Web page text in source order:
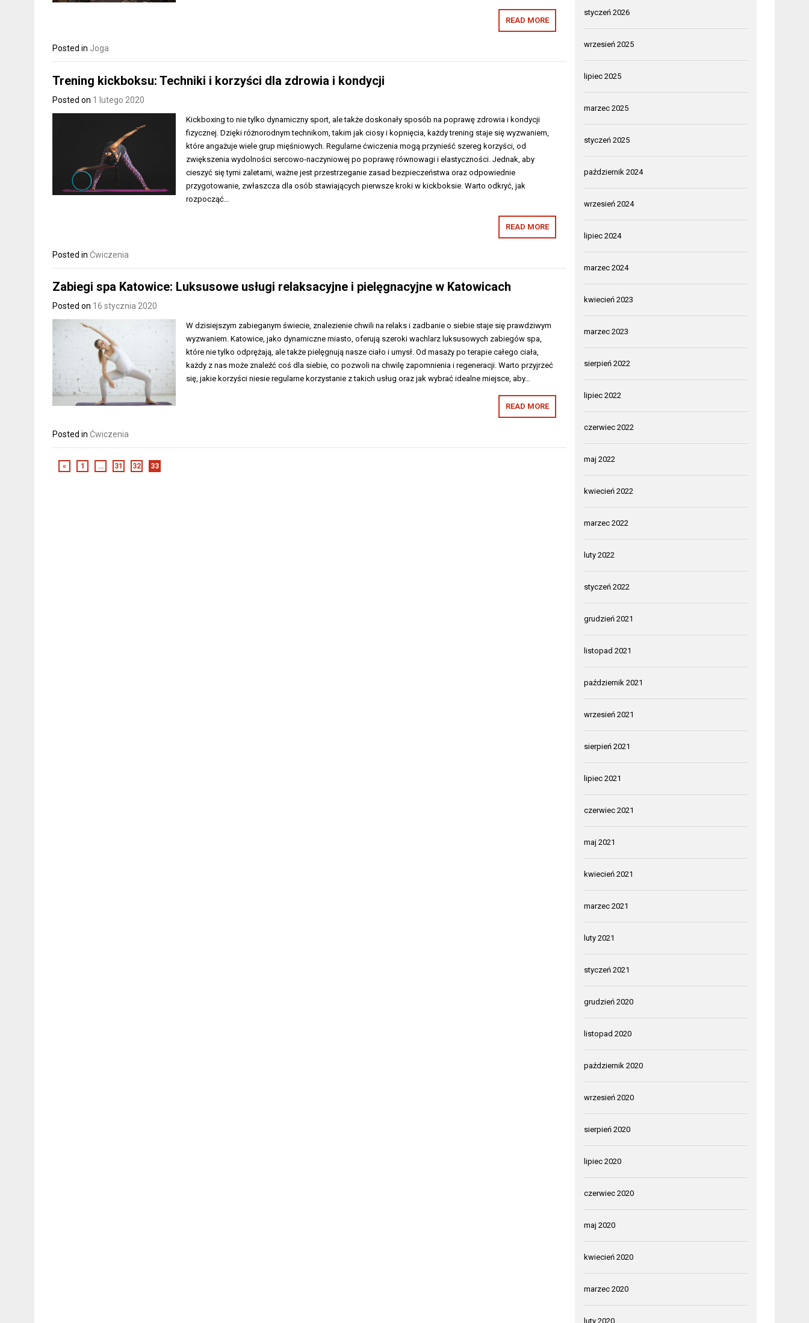
READ MORE
Posted in Joga
Trening kickboksu: Techniki i korzyści dla zdrowia i kondycji
Posted on 1 lutego 2020
Kickboxing to nie tylko dynamiczny sport, ale także doskonały sposób na poprawę zdrowia i kondycji
fizycznej. Dzięki różnorodnym technikom, takim jak ciosy i kopnięcia, każdy trening staje się wyzwaniem,
które angażuje wiele grup mięśniowych. Regularne ćwiczenia mogą przynieść szereg korzyści, od
zwiększenia wydolności sercowo-naczyniowej po poprawę równowagi i elastyczności. Jednak, aby
cieszyć się tymi zaletami, ważne jest przestrzeganie zasad bezpieczeństwa oraz odpowiednie
przygotowanie, zwłaszcza dla osób stawiających pierwsze kroki w kickboksie. Warto odkryć, jak
rozpocząć…
READ MORE
Posted in Ćwiczenia
Zabiegi spa Katowice: Luksusowe usługi relaksacyjne i pielęgnacyjne w Katowicach
Posted on 16 stycznia 2020
W dzisiejszym zabieganym świecie, znalezienie chwili na relaks i zadbanie o siebie staje się prawdziwym
wyzwaniem. Katowice, jako dynamiczne miasto, oferują szeroki wachlarz luksusowych zabiegów spa,
które nie tylko odprężają, ale także pielęgnują nasze ciało i umysł. Od masaży po terapie całego ciała,
każdy z nas może znaleźć coś dla siebie, co pozwoli na chwilę zapomnienia i regeneracji. Warto przyjrzeć
się, jakie korzyści niesie regularne korzystanie z takich usług oraz jak wybrać idealne miejsce, aby…
READ MORE
Posted in Ćwiczenia
« 1 … 31 32 33
styczeń 2026
wrzesień 2025
lipiec 2025
marzec 2025
styczeń 2025
październik 2024
wrzesień 2024
lipiec 2024
marzec 2024
kwiecień 2023
marzec 2023
sierpień 2022
lipiec 2022
czerwiec 2022
maj 2022
kwiecień 2022
marzec 2022
luty 2022
styczeń 2022
grudzień 2021
listopad 2021
październik 2021
wrzesień 2021
sierpień 2021
lipiec 2021
czerwiec 2021
maj 2021
kwiecień 2021
marzec 2021
luty 2021
styczeń 2021
grudzień 2020
listopad 2020
październik 2020
wrzesień 2020
sierpień 2020
lipiec 2020
czerwiec 2020
maj 2020
kwiecień 2020
marzec 2020
luty 2020